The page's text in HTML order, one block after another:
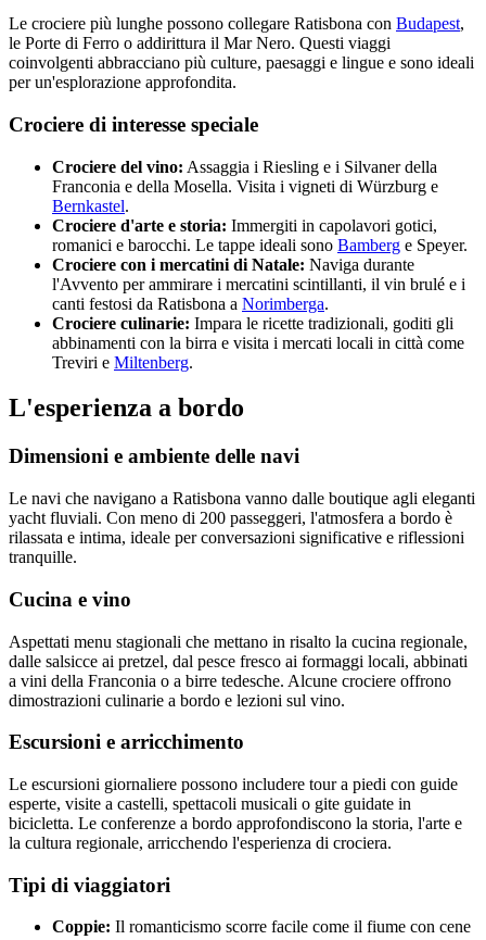
Le crociere più lunghe possono collegare Ratisbona con Budapest,
le Porte di Ferro o addirittura il Mar Nero. Questi viaggi
coinvolgenti abbracciano più culture, paesaggi e lingue e sono ideali
per un'esplorazione approfondita.
Crociere di interesse speciale
Crociere del vino: Assaggia i Riesling e i Silvaner della
Franconia e della Mosella. Visita i vigneti di Würzburg e
Bernkastel.
Crociere d'arte e storia: Immergiti in capolavori gotici,
romanici e barocchi. Le tappe ideali sono Bamberg e Speyer.
Crociere con i mercatini di Natale: Naviga durante
l'Avvento per ammirare i mercatini scintillanti, il vin brulé e i
canti festosi da Ratisbona a Norimberga.
Crociere culinarie: Impara le ricette tradizionali, goditi gli
abbinamenti con la birra e visita i mercati locali in città come
Treviri e Miltenberg.
L'esperienza a bordo
Dimensioni e ambiente delle navi
Le navi che navigano a Ratisbona vanno dalle boutique agli eleganti
yacht fluviali. Con meno di 200 passeggeri, l'atmosfera a bordo è
rilassata e intima, ideale per conversazioni significative e riflessioni
tranquille.
Cucina e vino
Aspettati menu stagionali che mettano in risalto la cucina regionale,
dalle salsicce ai pretzel, dal pesce fresco ai formaggi locali, abbinati
a vini della Franconia o a birre tedesche. Alcune crociere offrono
dimostrazioni culinarie a bordo e lezioni sul vino.
Escursioni e arricchimento
Le escursioni giornaliere possono includere tour a piedi con guide
esperte, visite a castelli, spettacoli musicali o gite guidate in
bicicletta. Le conferenze a bordo approfondiscono la storia, l'arte e
la cultura regionale, arricchendo l'esperienza di crociera.
Tipi di viaggiatori
Coppie: Il romanticismo scorre facile come il fiume con cene